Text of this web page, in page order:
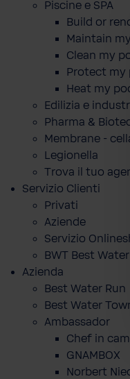
Piscine e SPA
Build or
Maintain
Clean my
Protect my
Heat my
Edilizia e
Pharma &
Membrane -
Legionella
Trova il tuo
Servizio Clienti
Privati
Aziende
Servizio
BWT Best
Azienda
Best Water Run
Best Water
Ambassador
Chef in
GNAMBOX
Norbert